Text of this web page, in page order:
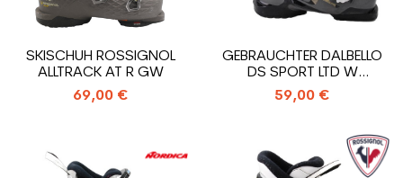
SKISCHUH ROSSIGNOL
ALLTRACK AT R GW
69,00 €
GEBRAUCHTER DALBELLO
DS SPORT LTD W
SKISCHUH
59,00 €